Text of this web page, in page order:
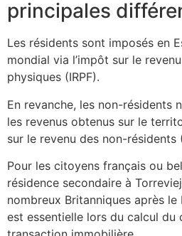
principales
Les résidents sont imposés en
mondial via l’impôt sur le
physiques (IRPF).
En revanche, les non-résidents
les revenus obtenus sur le
sur le revenu des non-résidents
Pour les citoyens français ou
résidence secondaire à
nombreux Britanniques après
est essentielle lors du calcul du